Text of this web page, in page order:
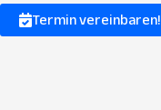
Termin vereinbaren!